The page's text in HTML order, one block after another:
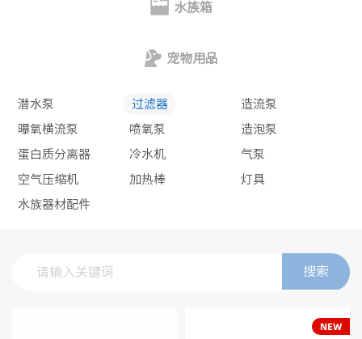
水族箱
宠物用品
潜水泵 过滤器 造流泵
曝氧横流泵 喷氧泵 造泡泵
蛋白质分离器 冷水机 气泵
空气压缩机 加热棒 灯具
水族器材配件
搜索